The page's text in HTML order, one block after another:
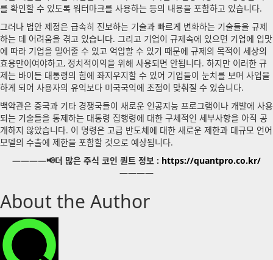
를 확인할 수 있도록 워터마크를 사용하는 등의 내용을 포함하고 있습니다.
그러나 법안 제정은 급속히 진보하는 기술과 빠르게 변화하는 기술들을 규제
하는 데 어려움을 겪고 있습니다. 그리고 기업이 규제속에 있으면 기업에 입맛
에 따라 기업을 밀어줄 수 있고 억압할 수 있기 때문에 규제의 목적이 세상의
효용만이여야하고, 정치적이익을 위해 사용되면 안됩니다. 하지만 이러한 규
제는 바이든 대통령의 힘에 좌지우지할 수 있어 기업들이 눈치를 보며 사업을
하게 되어 사용자의 유익보다 미국국익에 초점이 맞춰질 수 있습니다.
백악관은 중국과 기타 경쟁국들이 새로운 인공지능 프로그램이나 개발에 사용
되는 기술들을 통제하는 대통령 집행령에 대한 구체적인 세부사항을 아직 공
개하지 않았습니다. 이 명령은 고급 반도체에 대한 새로운 제한과 대규모 언어
모델의 수출에 제한을 포함할 것으로 예상됩니다.
————📢더 많은 주식 코인 퀀트 정보 : https://quantpro.co.kr/
————
About the Author